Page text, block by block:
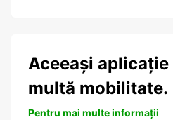
Aceeași
multă mobilitate.
Pentru mai multe informații